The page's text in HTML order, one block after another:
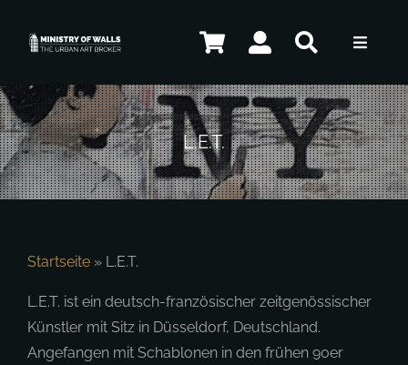
Inhalt
Toggle
Künstler
Kunstwerke
Kontakt
L.E.T.
Startseite » L.E.T.
L.E.T. ist ein deutsch-französischer zeitgenössischer
Künstler mit Sitz in Düsseldorf, Deutschland.
Angefangen mit Schablonen in den frühen 90er